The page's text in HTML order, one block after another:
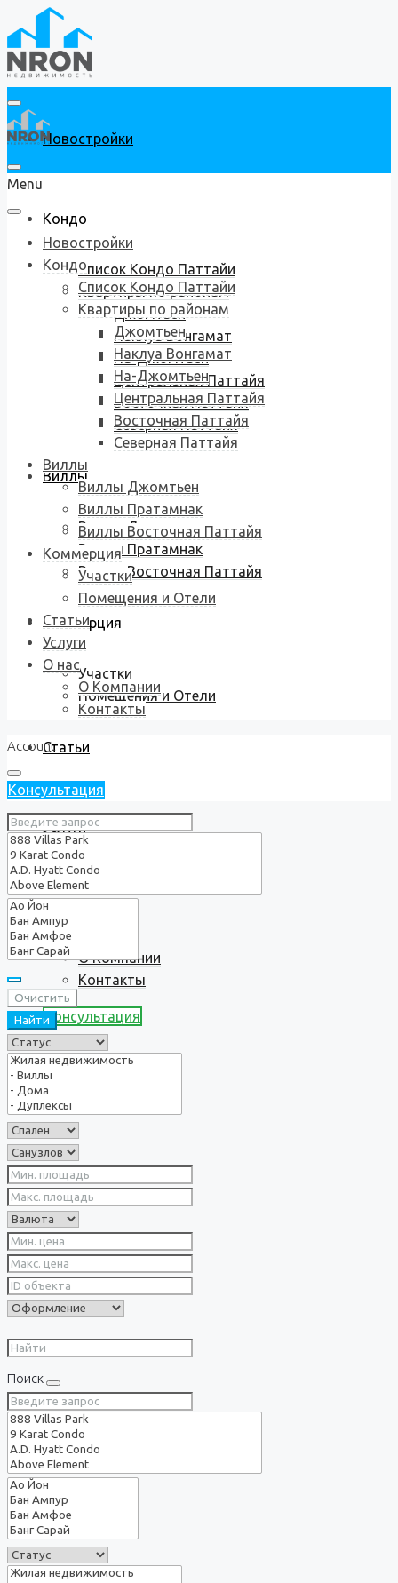
Новостройки
Кондо
Список Кондо Паттайи
Квартиры по районам
Джомтьен
Наклуа Вонгамат
На-Джомтьен
Центральная Паттайя
Восточная Паттайя
Северная Паттайя
Виллы
Виллы Джомтьен
Виллы Пратамнак
Виллы Восточная Паттайя
Коммерция
Участки
Помещения и Отели
Статьи
Услуги
О нас
О Компании
Контакты
Консультация
Menu
Новостройки
Кондо
Список Кондо Паттайи
Квартиры по районам
Джомтьен
Наклуа Вонгамат
На-Джомтьен
Центральная Паттайя
Восточная Паттайя
Северная Паттайя
Виллы
Виллы Джомтьен
Виллы Пратамнак
Виллы Восточная Паттайя
Коммерция
Участки
Помещения и Отели
Статьи
Услуги
О нас
О Компании
Контакты
Account
Консультация
Очистить
Найти
Поиск